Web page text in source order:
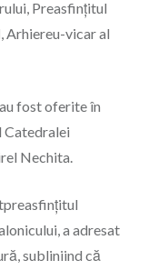
Preasfinţitul
, Arhiereu-vicar al
fost oferite în
Catedralei
Nechita.
a adresat
subliniind că